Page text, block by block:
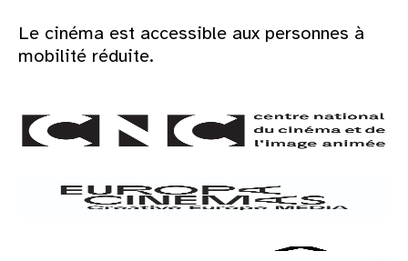
Le cinéma est accessible aux personnes à
mobilité réduite.